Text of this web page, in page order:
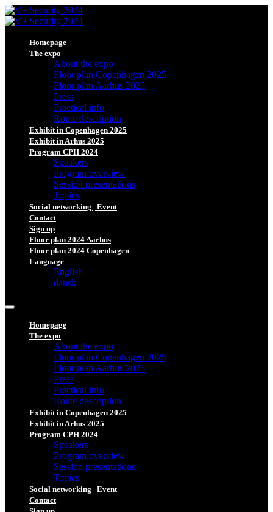
Homepage
The expo
About the expo
Floor plan Copenhagen 2025
Floor plan Aarhus 2025
Press
Practical info
Route description
Exhibit in Copenhagen 2025
Exhibit in Arhus 2025
Program CPH 2024
Speakers
Program overview
Session presentations
Topics
Social networking | Event
Contact
Sign up
Floor plan 2024 Aarhus
Floor plan 2024 Copenhagen
Language
English
dansk
Homepage
The expo
About the expo
Floor plan Copenhagen 2025
Floor plan Aarhus 2025
Press
Practical info
Route description
Exhibit in Copenhagen 2025
Exhibit in Arhus 2025
Program CPH 2024
Speakers
Program overview
Session presentations
Topics
Social networking | Event
Contact